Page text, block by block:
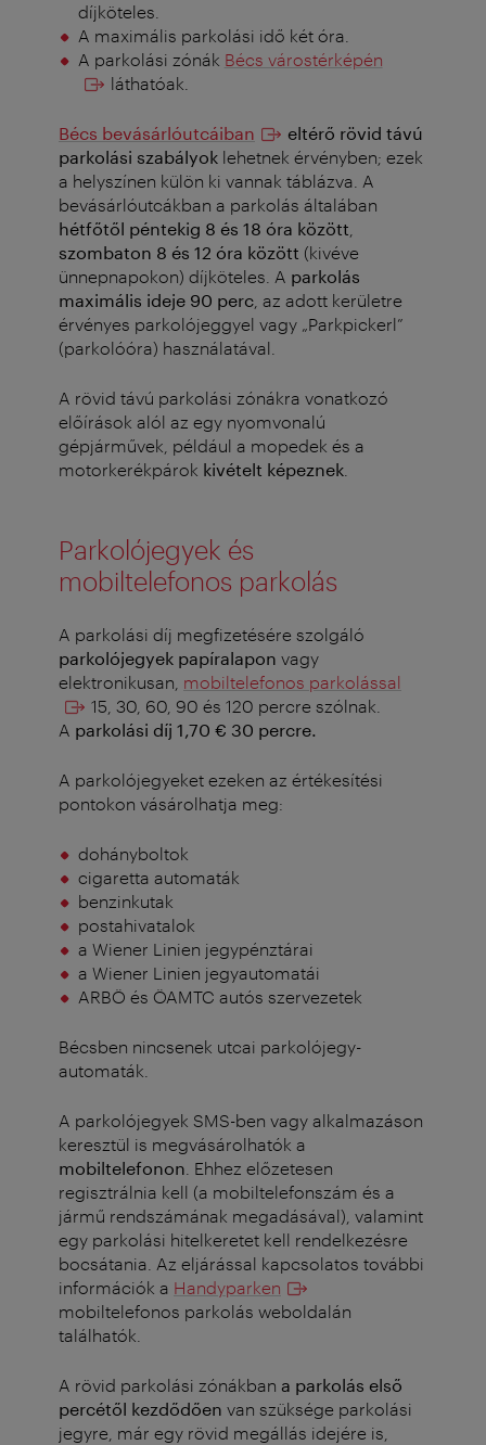
díjköteles.
A maximális parkolási idő két óra.
A parkolási zónák Bécs várostérképén
láthatóak.
Bécs bevásárlóutcáiban
eltérő rövid távú
parkolási szabályok lehetnek érvényben; ezek
a helyszínen külön ki vannak táblázva. A
bevásárlóutcákban a parkolás általában
hétfőtől péntekig 8 és 18 óra között
szombaton 8 és 12 óra között (kivéve
ünnepnapokon) díjköteles. A parkolás
maximális ideje 90 perc , az adott kerületre
érvényes parkolójeggyel vagy „Parkpickerl”
(parkolóóra) használatával.
A rövid távú parkolási zónákra vonatkozó
előírások alól az egy nyomvonalú
gépjárművek, például a mopedek és a
motorkerékpárok kivételt képeznek
Parkolójegyek és
mobiltelefonos parkolás
A parkolási díj megfizetésére szolgáló
parkolójegyek papíralapon vagy
elektronikusan, mobiltelefonos parkolással
15, 30, 60, 90 és 120 percre szólnak.
A parkolási díj 1,70 € 30 percre.
A parkolójegyeket ezeken az értékesítési
pontokon vásárolhatja meg:
dohányboltok
cigaretta automaták
benzinkutak
postahivatalok
a Wiener Linien jegypénztárai
a Wiener Linien jegyautomatái
ARBÖ és ÖAMTC autós szervezetek
Bécsben nincsenek utcai parkolójegy-
automaták.
A parkolójegyek SMS-ben vagy alkalmazáson
keresztül is megvásárolhatók a
mobiltelefonon . Ehhez előzetesen
regisztrálnia kell (a mobiltelefonszám és a
jármű rendszámának megadásával), valamint
egy parkolási hitelkeretet kell rendelkezésre
bocsátania. Az eljárással kapcsolatos további
információk a Handyparken
mobiltelefonos parkolás weboldalán
találhatók.
A rövid parkolási zónákban a parkolás első
percétől kezdődően van szüksége parkolási
jegyre, már egy rövid megállás idejére is,